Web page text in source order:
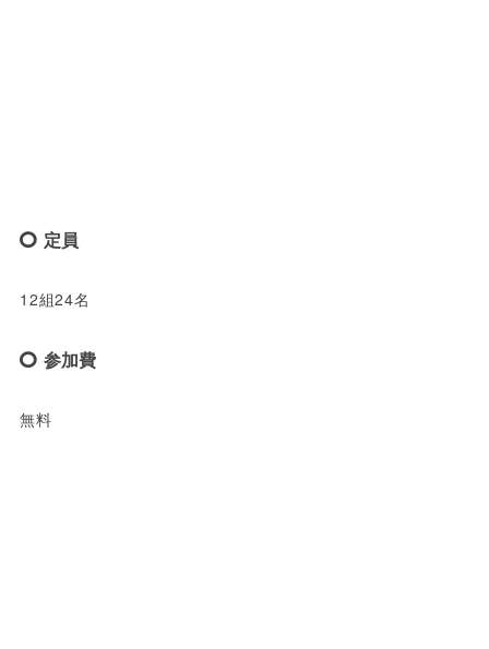
定員
12組24名
参加費
無料